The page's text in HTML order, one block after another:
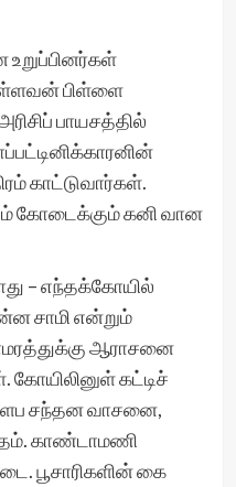
உறுப்பினர்கள்
பிள்ளை
பாயசத்தில்
காட்டுவார்கள்.
கோடைக்கும் கனி வான
– எந்தக்கோயில்
சாமி என்றும்
ஆராசனை
கட்டிச்
களப சந்தன வாசனை,
காண்டாமணி
பூசாரிகளின் கை